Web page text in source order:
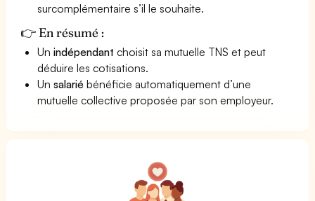
surcomplémentaire s’il le souhaite.
👉 En résumé :
Unindépendant choisit sa mutuelle TNS et peut
déduire les cotisations.
Unsalarié bénéficie automatiquement d’une
mutuelle collective proposée par son employeur.